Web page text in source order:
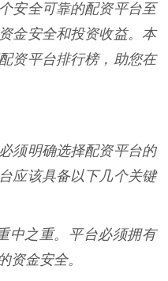
安全可靠的配资平台至
金安全和投资收益。本
资平台排行榜，助您在
须明确选择配资平台的
应该具备以下几个关键
中之重。平台必须拥有
资金安全。